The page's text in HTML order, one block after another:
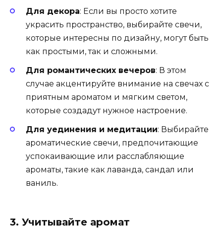
Для декора: Если вы просто хотите
украсить пространство, выбирайте свечи,
которые интересны по дизайну, могут быть
как простыми, так и сложными.
Для романтических вечеров: В этом
случае акцентируйте внимание на свечах с
приятным ароматом и мягким светом,
которые создадут нужное настроение.
Для уединения и медитации: Выбирайте
ароматические свечи, предпочитающие
успокаивающие или расслабляющие
ароматы, такие как лаванда, сандал или
ваниль.
3. Учитывайте аромат